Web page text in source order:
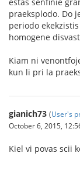
estas senfinie
praeksplodo. Do
periodo
homogene
Kiam ni
kun li pri la
gianich73 (User's
October 6, 2015,
Kiel vi povas scii